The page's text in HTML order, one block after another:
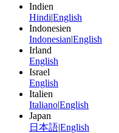
Indien
Hindi|English
Indonesien
Indonesian|English
Irland
English
Israel
English
Italien
Italiano|English
Japan
日本語|English